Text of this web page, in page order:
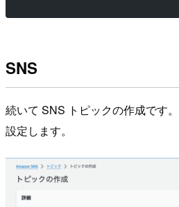
SNS
続いて SNS トピックの作成です
設定します。